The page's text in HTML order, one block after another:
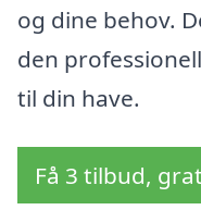
og dine behov.
den
til din have.
Få 3 tilbud,